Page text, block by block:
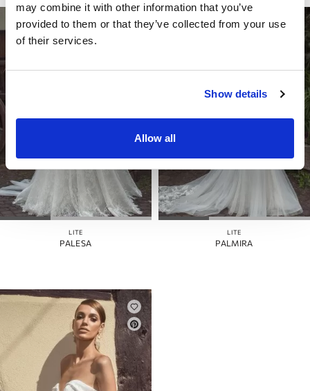
may combine it with other information that you’ve
provided to them or that they’ve collected from your use
of their services.
Show details
Allow all
LITE
PALESA
LITE
PALMIRA